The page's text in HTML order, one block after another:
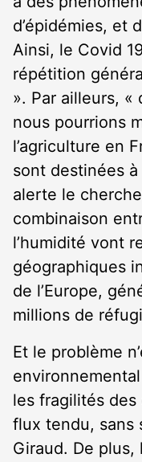
d’épidémies, et
Ainsi, le Covid
répétition
». Par ailleurs, «
nous pourrions
l’agriculture en
sont destinées
alerte le
combinaison
l’humidité vont
géographiques
de l’Europe,
millions de
Et le problème
les fragilités
flux tendu, sans
Giraud. De